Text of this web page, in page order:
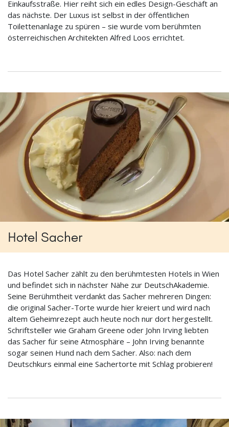
Einkaufsstraße. Hier reiht sich ein edles Design-Geschäft an
das nächste. Der Luxus ist selbst in der öffentlichen
Toilettenanlage zu spüren – sie wurde vom berühmten
österreichischen Architekten Alfred Loos errichtet.
Hotel Sacher
Das Hotel Sacher zählt zu den berühmtesten Hotels in Wien
und befindet sich in nächster Nähe zur DeutschAkademie.
Seine Berühmtheit verdankt das Sacher mehreren Dingen:
die original Sacher-Torte wurde hier kreiert und wird nach
altem Geheimrezept auch heute noch nur dort hergestellt.
Schriftsteller wie Graham Greene oder John Irving liebten
das Sacher für seine Atmosphäre – John Irving benannte
sogar seinen Hund nach dem Sacher. Also: nach dem
Deutschkurs einmal eine Sachertorte mit Schlag probieren!